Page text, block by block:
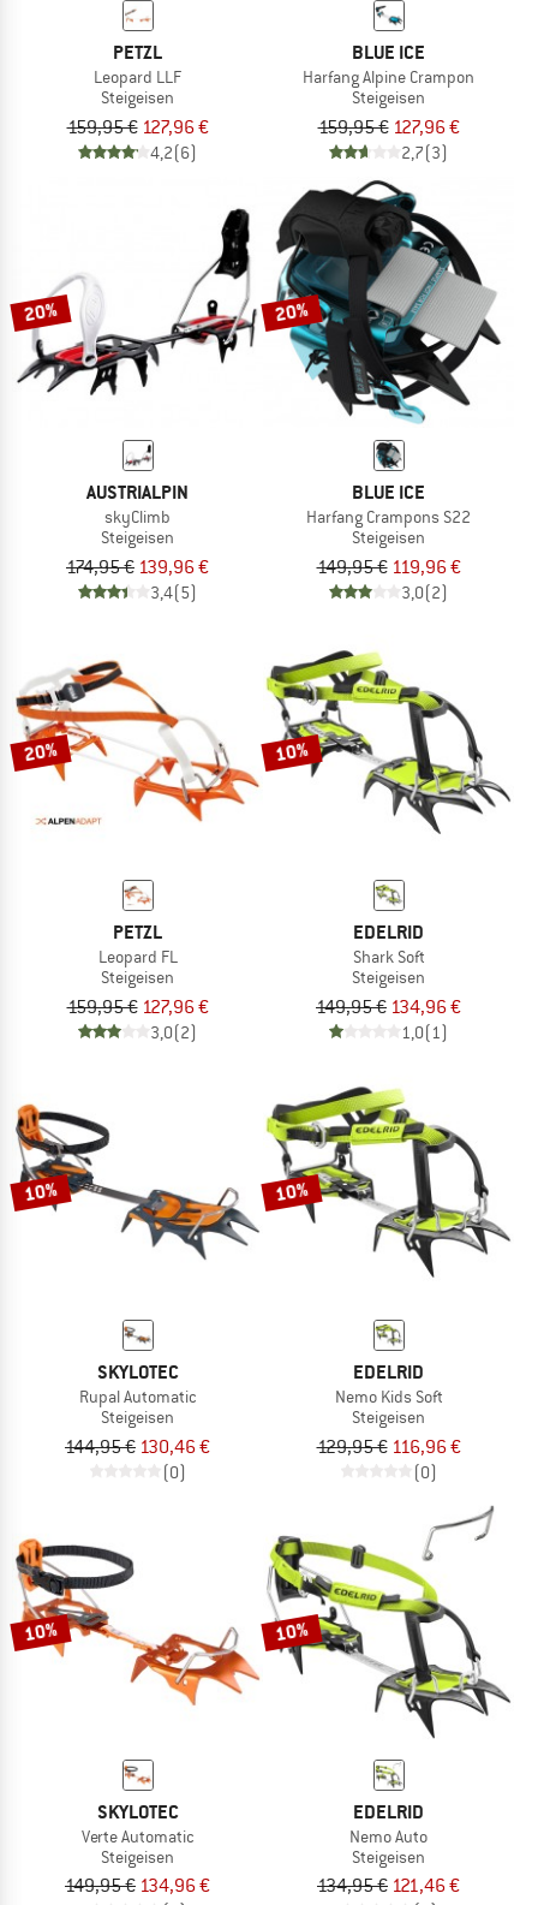
PETZL
Leopard LLF
Steigeisen
159,95 € 127,96 €
4,2(6)
BLUE ICE
Harfang Alpine Crampon
Steigeisen
159,95 € 127,96 €
2,7(3)
20%
AUSTRIALPIN
skyClimb
Steigeisen
174,95 € 139,96 €
3,4(5)
20%
BLUE ICE
Harfang Crampons S22
Steigeisen
149,95 € 119,96 €
3,0(2)
20%
PETZL
Leopard FL
Steigeisen
159,95 € 127,96 €
3,0(2)
10%
EDELRID
Shark Soft
Steigeisen
149,95 € 134,96 €
1,0(1)
10%
SKYLOTEC
Rupal Automatic
Steigeisen
144,95 € 130,46 €
(0)
10%
EDELRID
Nemo Kids Soft
Steigeisen
129,95 € 116,96 €
(0)
10%
SKYLOTEC
Verte Automatic
Steigeisen
149,95 € 134,96 €
10%
EDELRID
Nemo Auto
Steigeisen
134,95 € 121,46 €